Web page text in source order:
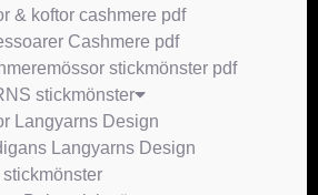
& koftor cashmere pdf
Cashmere pdf
stickmönster pdf
stickmönster
Langyarns Design
Langyarns Design
stickmönster